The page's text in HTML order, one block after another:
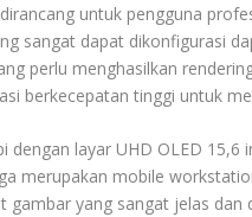
untuk pengguna
sangat dapat dikonfigurasi
perlu menghasilkan
berkecepatan tinggi untuk
dengan layar UHD OLED
merupakan mobile
gambar yang sangat jelas